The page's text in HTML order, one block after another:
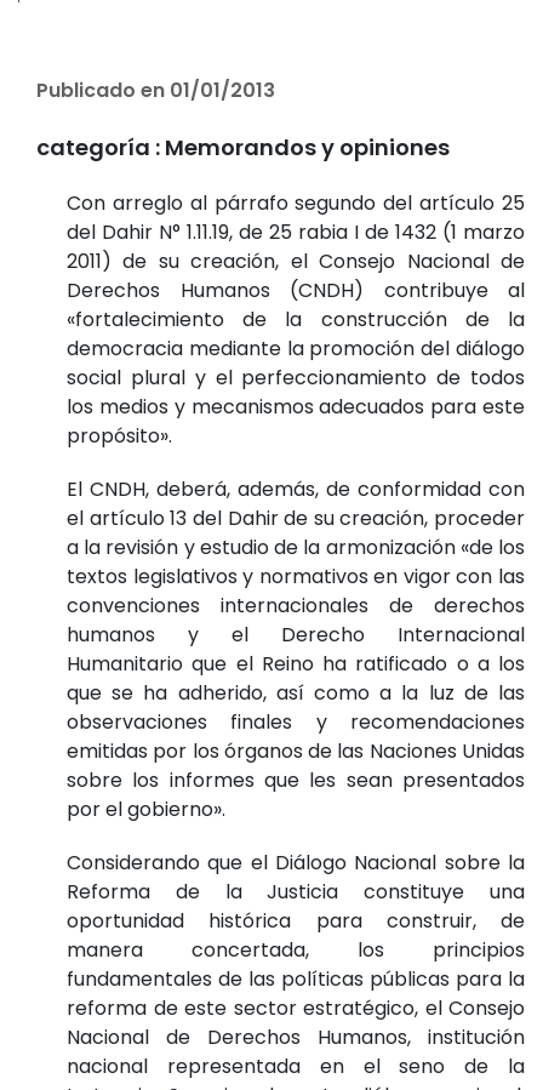
Publicado en 01/01/2013
categoría : Memorandos y opiniones
Con arreglo al párrafo segundo del artículo 25
del Dahir N° 1.11.19, de 25 rabia I de 1432 (1 marzo
2011) de su creación, el Consejo Nacional de
Derechos Humanos (CNDH) contribuye al
«fortalecimiento de la construcción de la
democracia mediante la promoción del diálogo
social plural y el perfeccionamiento de todos
los medios y mecanismos adecuados para este
propósito».
El CNDH, deberá, además, de conformidad con
el artículo 13 del Dahir de su creación, proceder
a la revisión y estudio de la armonización «de los
textos legislativos y normativos en vigor con las
convenciones internacionales de derechos
humanos y el Derecho Internacional
Humanitario que el Reino ha ratificado o a los
que se ha adherido, así como a la luz de las
observaciones finales y recomendaciones
emitidas por los órganos de las Naciones Unidas
sobre los informes que les sean presentados
por el gobierno».
Considerando que el Diálogo Nacional sobre la
Reforma de la Justicia constituye una
oportunidad histórica para construir, de
manera concertada, los principios
fundamentales de las políticas públicas para la
reforma de este sector estratégico, el Consejo
Nacional de Derechos Humanos, institución
nacional representada en el seno de la